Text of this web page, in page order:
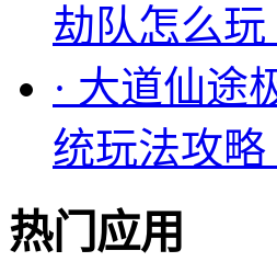
劫队怎么玩
· 大道仙途
统玩法攻略
热门应用